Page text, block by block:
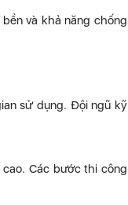
và khả năng chống
sử dụng. Đội ngũ kỹ
Các bước thi công